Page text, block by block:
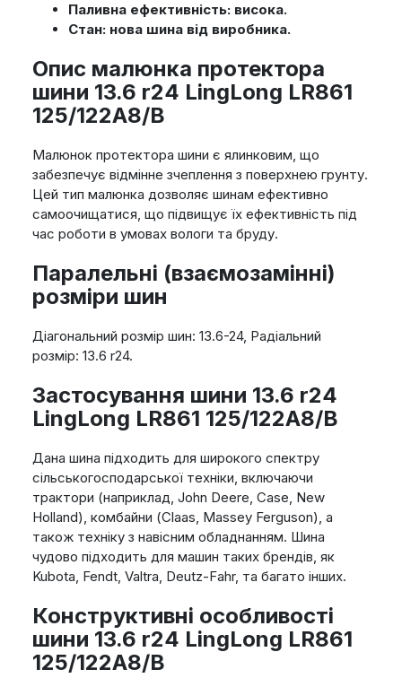
Паливна ефективність: висока.
Стан: нова шина від виробника.
Опис малюнка протектора
шини 13.6 r24 LingLong LR861
125/122A8/B
Малюнок протектора шини є ялинковим, що
забезпечує відмінне зчеплення з поверхнею грунту.
Цей тип малюнка дозволяє шинам ефективно
самоочищатися, що підвищує їх ефективність під
час роботи в умовах вологи та бруду.
Паралельні (взаємозамінні)
розміри шин
Діагональний розмір шин: 13.6-24, Радіальний
розмір: 13.6 r24.
Застосування шини 13.6 r24
LingLong LR861 125/122A8/B
Дана шина підходить для широкого спектру
сільськогосподарської техніки, включаючи
трактори (наприклад, John Deere, Case, New
Holland), комбайни (Claas, Massey Ferguson), а
також техніку з навісним обладнанням. Шина
чудово підходить для машин таких брендів, як
Kubota, Fendt, Valtra, Deutz-Fahr, та багато інших.
Конструктивні особливості
шини 13.6 r24 LingLong LR861
125/122A8/B